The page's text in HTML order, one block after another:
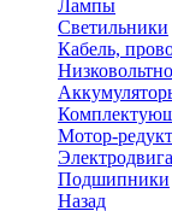
Лампы
Светильники
Кабель,
Мотор-
Подшипники
Назад